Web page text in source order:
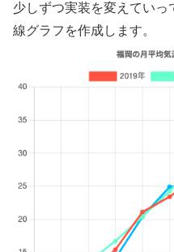
少しずつ実装を変えてい
線グラフを作成します。